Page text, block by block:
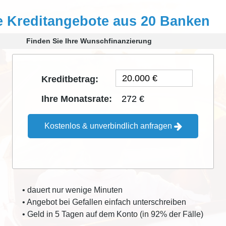
Kreditangebote aus 20 Banken
Finden Sie Ihre Wunschfinanzierung
Kreditbetrag:
Ihre Monatsrate:
272 €
Kostenlos & unverbindlich anfragen
• dauert nur wenige Minuten
• Angebot bei Gefallen einfach unterschreiben
• Geld in 5 Tagen auf dem Konto (in 92% der Fälle)